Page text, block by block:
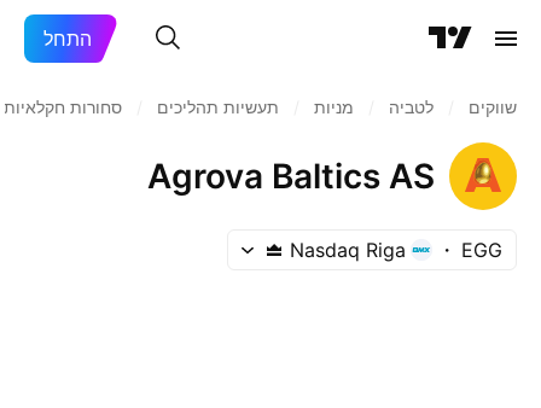
התחל
שווקים לטביה מניות‏ תעשיות תהליכים סחורות
Agrova Baltics AS
EGG
Nasdaq Riga